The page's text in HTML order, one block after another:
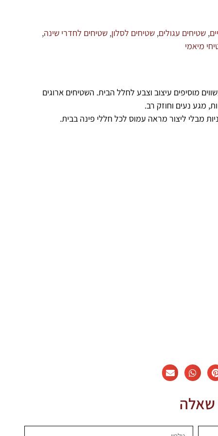
, שטיחים עגולים, שטיחים לסלון, שטיחים לחדרי שינה,
מיאמי
מוסיפים עיצוב וצבע לחלל הבית. השטיחים ארוגים
מגע נעים וחוזק רב.
מבלי ליצור מראה עמוס לכל חללי פינה בבית.
שאלה